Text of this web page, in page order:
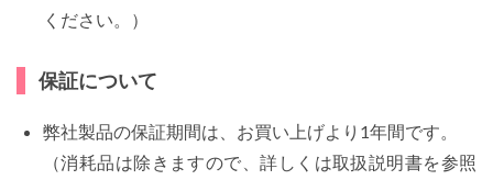
ください。）
保証について
弊社製品の保証期間は、お買い上げより1年間です。
（消耗品は除きますので、詳しくは取扱説明書を参照